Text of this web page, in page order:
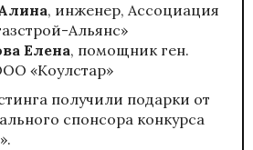
, инженер, Ассоциация
Альянс»
Елена, помощник ген.
«Коулстар»
получили подарки от
спонсора конкурса